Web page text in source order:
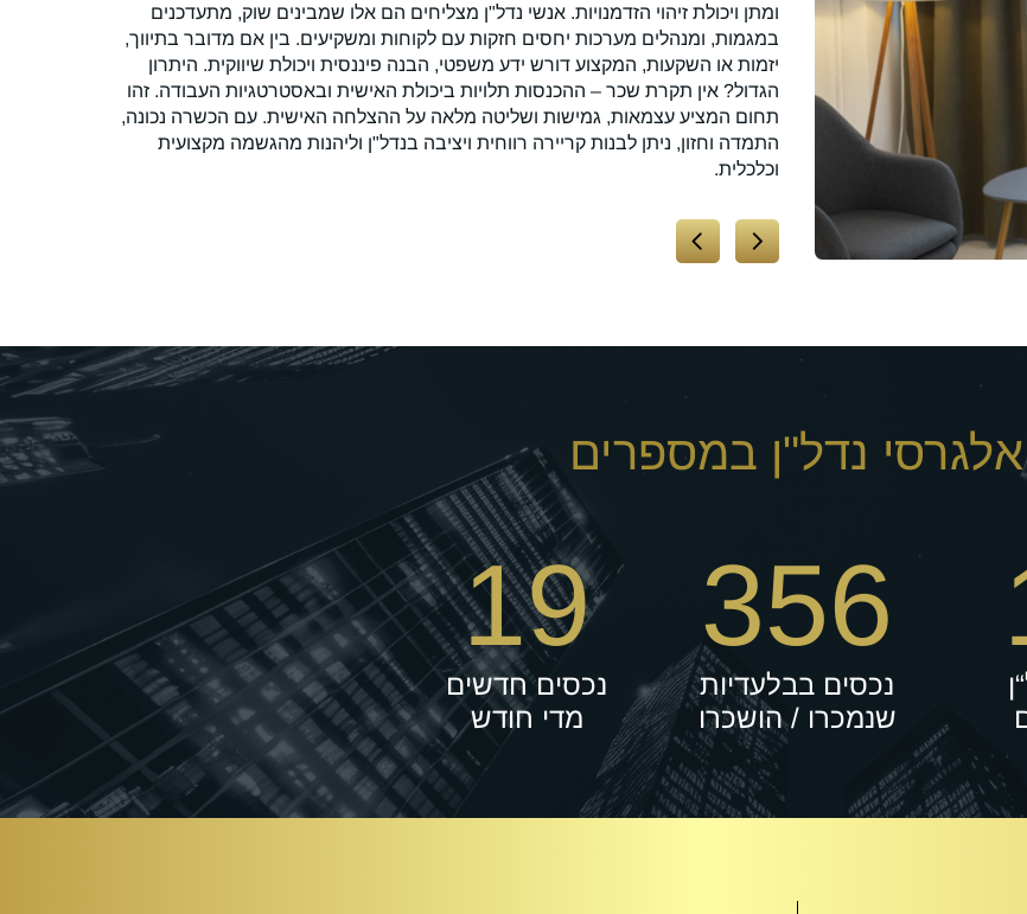
את כל הכלים להצלחה
לימוד מעשיות, המבוססות על
הלימודים מועברים על ידי
תרגולים, וליווי אישי. בנוסף,
הקורס, וגישה לשיטות
שמבטיח לא רק ידע אלא
לקריירה מצליחה בנדל"ן!
ומתן ויכולת זיהוי הזדמנויות. אנשי נדל"ן מצליחים הם אלו שמבינים שוק, מתעדכנים
במגמות, ומנהלים מערכות יחסים חזקות עם לקוחות ומשקיעים. בין אם מדובר בתיווך,
יזמות או השקעות, המקצוע דורש ידע משפטי, הבנה פיננסית ויכולת שיווקית. היתרון
הגדול? אין תקרת שכר – ההכנסות תלויות ביכולת האישית ובאסטרטגיות העבודה. זהו
תחום המציע עצמאות, גמישות ושליטה מלאה על ההצלחה האישית. עם הכשרה נכונה,
התמדה וחזון, ניתן לבנות קריירה רווחית ויציבה בנדל"ן וליהנות מהגשמה מקצועית
וכלכלית.
אלגרסי נדל"ן במספרים
356
נכסים בבלעדיות
שנמכרו / הושכרו
19
נכסים חדשים
מדי חודש